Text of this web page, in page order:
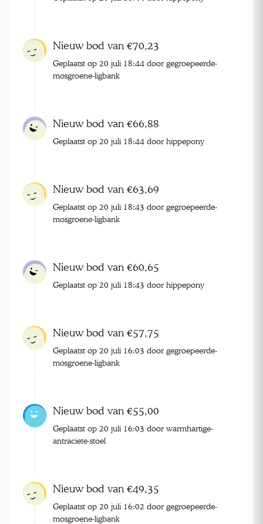
Nieuw bod van €70,23
Geplaatst op 20 juli 18:44 door gegroepeerde-
mosgroene-ligbank
Nieuw bod van €66,88
Geplaatst op 20 juli 18:44 door hippepony
Nieuw bod van €63,69
Geplaatst op 20 juli 18:43 door gegroepeerde-
mosgroene-ligbank
Nieuw bod van €60,65
Geplaatst op 20 juli 18:43 door hippepony
Nieuw bod van €57,75
Geplaatst op 20 juli 16:03 door gegroepeerde-
mosgroene-ligbank
Nieuw bod van €55,00
Geplaatst op 20 juli 16:03 door warmhartige-
antraciete-stoel
Nieuw bod van €49,35
Geplaatst op 20 juli 16:02 door gegroepeerde-
mosgroene-ligbank